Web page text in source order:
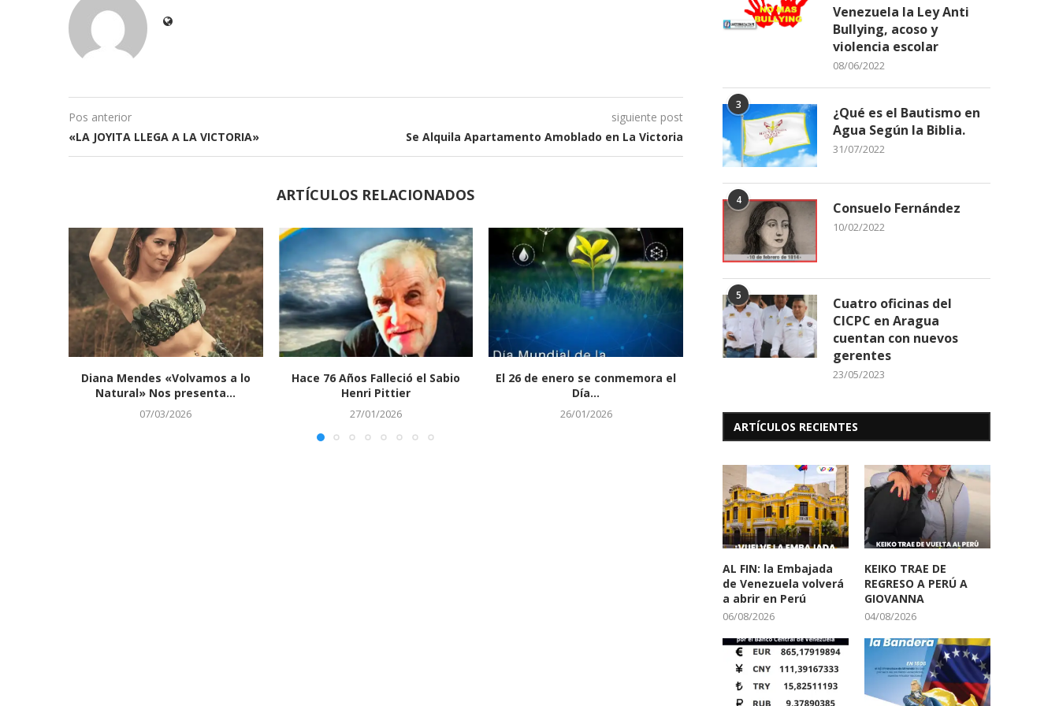
Pos anterior
«LA JOYITA LLEGA A LA VICTORIA»
siguiente post
Se Alquila Apartamento Amoblado en La Victoria
ARTÍCULOS RELACIONADOS
Diana Mendes «Volvamos a lo
Natural» Nos presenta...
07/03/2026
Hace 76 Años Falleció el Sabio
Henri Pittier
27/01/2026
El 26 de enero se conmemora el
Día...
26/01/2026
INAMEH Condiciones Climáticas
13/01/2026 01/10/2025
Venezuela la Ley Anti
Bullying, acoso y
violencia escolar
08/06/2022
3
¿Qué es el Bautismo en
Agua Según la Biblia.
31/07/2022
4 Consuelo Fernández
10/02/2022
5
Cuatro oficinas del
CICPC en Aragua
cuentan con nuevos
gerentes
23/05/2023
ARTÍCULOS RECIENTES
AL FIN: la Embajada
de Venezuela volverá
a abrir en Perú
06/08/2026
KEIKO TRAE DE
REGRESO A PERÚ A
GIOVANNA
04/08/2026